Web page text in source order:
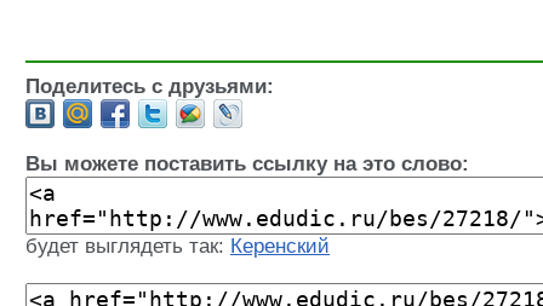
Поделитесь с друзьями:
Вы можете поставить ссылку на это слово:
будет выглядеть так: Керенский